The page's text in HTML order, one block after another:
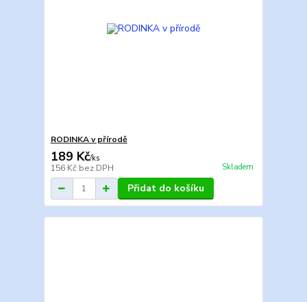
RODINKA v přírodě
189 Kč/ks
156 Kč bez DPH Skladem
Přidat do košíku